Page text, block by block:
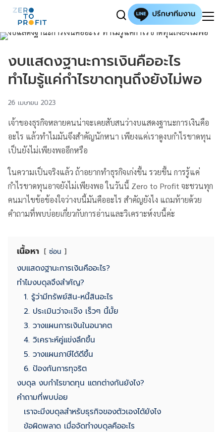
งบแสดงฐานะการเงินคืออะไร
ทำไมรู้แค่กำไรขาดทุนถึงยังไม่พอ
26 เมษายน 2023
เจ้าของธุรกิจหลายคนน่าจะเคยสับสนว่างบแสดงฐานะการเงินคือ
อะไร แล้วทำไมมันจึงสำคัญนักหนา เพียงแค่เราดูงบกำไรขาดทุน
เป็นยังไม่เพียงพออีกหรือ
ในความเป็นจริงแล้ว ถ้าอยากทำธุรกิจเก่งขึ้น รวยขึ้น การรู้แค่
กำไรขาดทุนอาจยังไม่เพียงพอ ในวันนี้ Zero to Profit จะชวนทุก
คนมาไขข้อข้องใจว่างบนี้มันคืออะไร สำคัญยังไง แถมท้ายด้วย
คำถามที่พบบ่อยเกี่ยวกับการอ่านและวิเคราะห์งบนี้ค่ะ
เนื้อหา ซ่อน
งบแสดงฐานะการเงินคืออะไร?
ทำไมงบดุลจึงสำคัญ?
1. รู้ว่ามีทรัพย์สิน-หนี้สินอะไร
2. ประเมินว่าจะเจ๊ง เร็วๆ นี้มั้ย
3. วางแผนการเงินในอนาคต
4. วิเคราะห์คู่แข่งลึกขึ้น
5. วางแผนภาษีได้ดีขึ้น
6. ป้องกันการทุจริต
งบดุล งบกำไรขาดทุน แตกต่างกันยังไง?
คำถามที่พบบ่อย
เราจะมีงบดุลสำหรับธุรกิจของตัวเองได้ยังไง
ข้อผิดพลาด เมื่อจัดทำงบดุลคืออะไร